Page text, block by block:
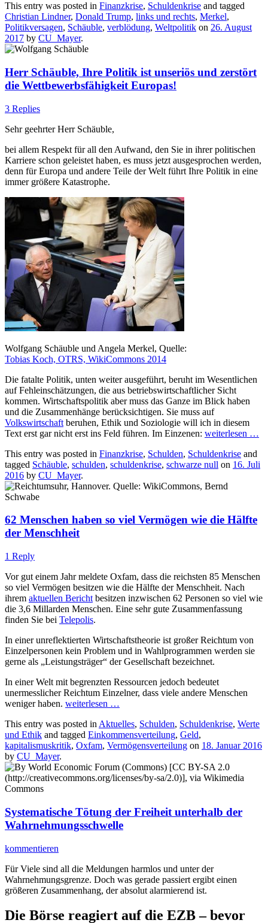
This entry was posted in Finanzkrise, Schuldenkrise and tagged
Christian Lindner, Donald Trump, links und rechts, Merkel,
Politikversagen, Schäuble, verblödung, Weltpolitik on 26. August
2017 by CU_Mayer.
Herr Schäuble, Ihre Politik ist unseriös und zerstört
die Wettbewerbsfähigkeit Europas!
3 Replies
Sehr geehrter Herr Schäuble,
bei allem Respekt für all den Aufwand, den Sie in ihrer politischen
Karriere schon geleistet haben, es muss jetzt ausgesprochen werden,
denn für Europa und andere Teile der Welt führt Ihre Politik in eine
immer größere Katastrophe.
Wolfgang Schäuble und Angela Merkel, Quelle:
Tobias Koch, OTRS, WikiCommons 2014
Die fatalte Politik, unten weiter ausgeführt, beruht im Wesentlichen
auf Fehleinschätzungen, die aus betriebswirtschaftlicher Sicht
kommen. Wirtschaftspolitik aber muss das Ganze im Blick haben
und die Zusammenhänge berücksichtigen. Sie muss auf
Volkswirtschaft beruhen, Ethik und Soziologie will ich in diesem
Text erst gar nicht erst ins Feld führen. Im Einzenen: weiterlesen …
This entry was posted in Finanzkrise, Schulden, Schuldenkrise and
tagged Schäuble, schulden, schuldenkrise, schwarze null on 16. Juli
2016 by CU_Mayer.
62 Menschen haben so viel Vermögen wie die Hälfte
der Menschheit
1 Reply
Vor gut einem Jahr meldete Oxfam, dass die reichsten 85 Menschen
so viel Vermögen besitzen wie die Hälfte der Menschheit. Nach
ihrem aktuellen Bericht besitzen inzwischen 62 Personen so viel wie
die 3,6 Millarden Menschen. Eine sehr gute Zusammenfassung
finden Sie bei Telepolis.
In einer unreflektierten Wirtschaftstheorie ist großer Reichtum von
Einzelpersonen kein Problem und in Wahlprogrammen werden sie
gerne als „Leistungsträger“ der Gesellschaft bezeichnet.
In einer Welt mit begrenzten Ressourcen jedoch bedeutet
unermesslicher Reichtum Einzelner, dass viele andere Menschen
weniger haben. weiterlesen …
This entry was posted in Aktuelles, Schulden, Schuldenkrise, Werte
und Ethik and tagged Einkommensverteilung, Geld,
kapitalismuskritik, Oxfam, Vermögensverteilung on 18. Januar 2016
by CU_Mayer.
Systematische Tötung der Freiheit unterhalb der
Wahrnehmungsschwelle
kommentieren
Für Viele sind all die Meldungen harmlos und unter der
Wahrnehmungsgrenze. Doch was gerade passiert ergibt einen
größeren Zusammenhang, der absolut alarmierend ist.
Die Börse reagiert auf die EZB – bevor